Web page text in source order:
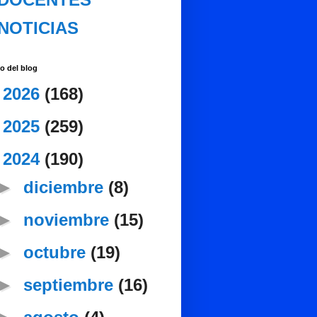
del blog
2026 (168)
2025 (259)
2024 (190)
► diciembre (8)
► noviembre (15)
► octubre (19)
► septiembre (16)